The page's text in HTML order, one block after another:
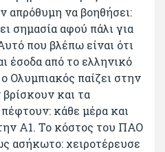
απρόθυμη να βοηθήσει:
σημασία αφού πάλι για
που βλέπω είναι ότι
έσοδα από το ελληνικό
Ολυμπιακός παίζει στην
βρίσκουν και τα
κάθε μέρα και
Α1. Το κόστος του ΠΑΟ
ασήκωτο: χειροτέρευσε